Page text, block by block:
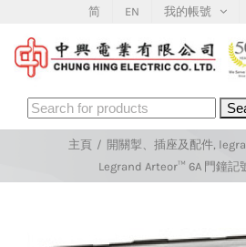
content
简 EN 我的帳號
Search
for:
主頁 / 開關掣、插座及配件,
Legrand Arteor™ 6A 門鐘記